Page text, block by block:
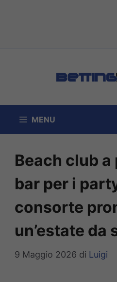
MENU
Beach club a
bar per i
consorte
un’estate da
9 Maggio 2026 di Luigi